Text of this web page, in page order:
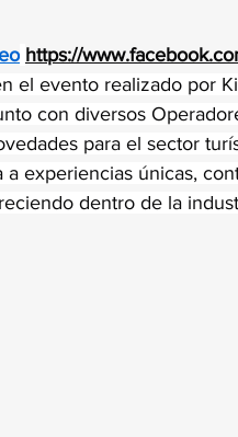
https://
el evento realizado por
con diversos
para el sector
a experiencias únicas,
dentro de la